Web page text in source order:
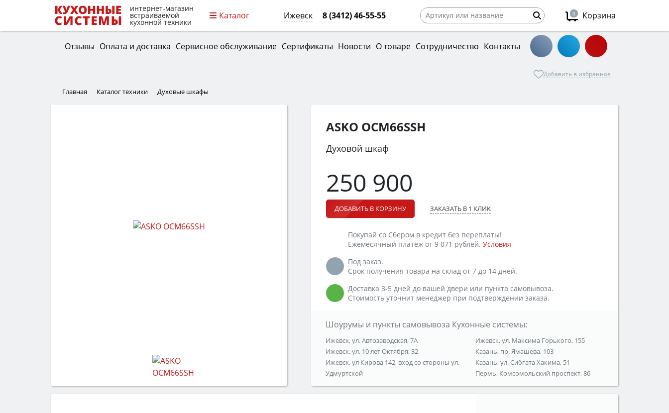
интернет-магазин
встраиваемой
кухонной техники
Каталог Ижевск 8 (3412) 46-55-55 0 Корзина
Отзывы Оплата и доставка Сервисное обслуживание Сертификаты Новости О товаре Сотрудничество Контакты
Добавить в избранное
Главная Каталог техники Духовые шкафы
ASKO OCM66SSH
Духовой шкаф
250 900
ДОБАВИТЬ В КОРЗИНУ ЗАКАЗАТЬ В 1 КЛИК
Покупай со Сбером в кредит без переплаты!
Ежемесячный платеж от 9 071 рублей. Условия
Под заказ.
Срок получения товара на склад от 7 до 14 дней.
Доставка 3-5 дней до вашей двери или пункта самовывоза.
Стоимость уточнит менеджер при подтверждении заказа.
Шоурумы и пункты самовывоза Кухонные системы:
Ижевск, ул. Автозаводская, 7А
Ижевск, ул. 10 лет Октября, 32
Ижевск, ул Кирова 142, вход со стороны ул.
Удмуртской
Ижевск, ул. Максима Горького, 155
Казань, пр. Ямашева, 103
Казань, ул. Сибгата Хакима, 51
Пермь, Комсомольский проспект, 86